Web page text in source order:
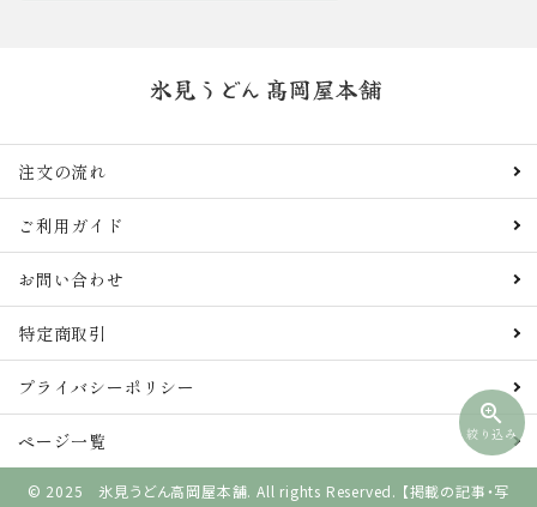
zoom_in
絞り込み
注文の流れ
ご利用ガイド
お問い合わせ
特定商取引
プライバシーポリシー
ページ一覧
© 2025 氷見うどん高岡屋本舗. All rights Reserved. 【掲載の記事・写